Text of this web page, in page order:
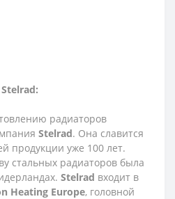
радиаторов
Stelrad. Она славится
продукции уже 100 лет.
стальных радиаторов была
Stelrad входит в
Heating Europe, головной